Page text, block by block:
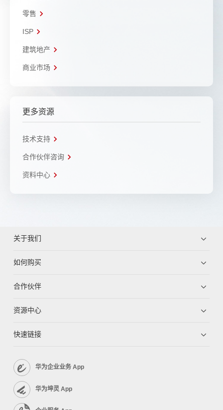
零售
ISP
建筑地产
商业市场
更多资源
技术支持
合作伙伴咨询
资料中心
关于我们
如何购买
合作伙伴
资源中心
快速链接
华为企业业务 App
华为坤灵 App